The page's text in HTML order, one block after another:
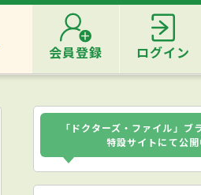
会員登録 ログイン
「ドクターズ・ファイル」ブ
特設サイトにて公開